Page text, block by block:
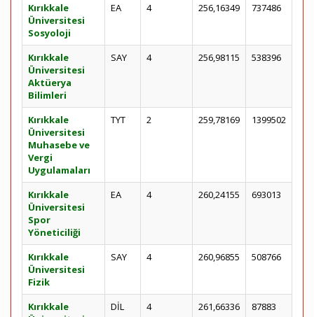
Kırıkkale
Üniversitesi
Sosyoloji
EA 4 256,16349 737486
Kırıkkale
Üniversitesi
Aktüerya
Bilimleri
SAY 4 256,98115 538396
Kırıkkale
Üniversitesi
Muhasebe ve
Vergi
Uygulamaları
TYT 2 259,78169 1399502
Kırıkkale
Üniversitesi
Spor
Yöneticiliği
EA 4 260,24155 693013
Kırıkkale
Üniversitesi
Fizik
SAY 4 260,96855 508766
Kırıkkale
DİL 4 261,66336 87883